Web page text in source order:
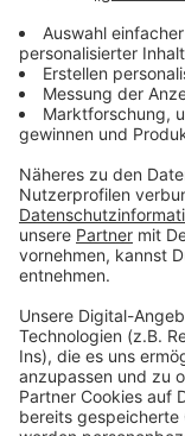
Wir
Details
Rosa Linn -
Anzeige